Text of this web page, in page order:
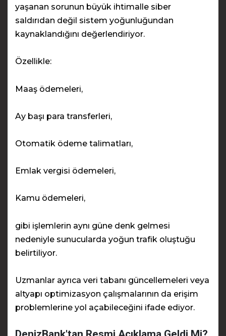
yaşanan sorunun büyük ihtimalle siber
saldırıdan değil sistem yoğunluğundan
kaynaklandığını değerlendiriyor.
Özellikle:
Maaş ödemeleri,
Ay başı para transferleri,
Otomatik ödeme talimatları,
Emlak vergisi ödemeleri,
Kamu ödemeleri,
gibi işlemlerin aynı güne denk gelmesi
nedeniyle sunucularda yoğun trafik oluştuğu
belirtiliyor.
Uzmanlar ayrıca veri tabanı güncellemeleri veya
altyapı optimizasyon çalışmalarının da erişim
problemlerine yol açabileceğini ifade ediyor.